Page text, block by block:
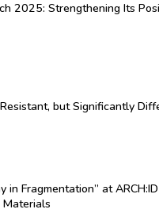
2025: Strengthening Its
but Significantly
in Fragmentation” at
Materials